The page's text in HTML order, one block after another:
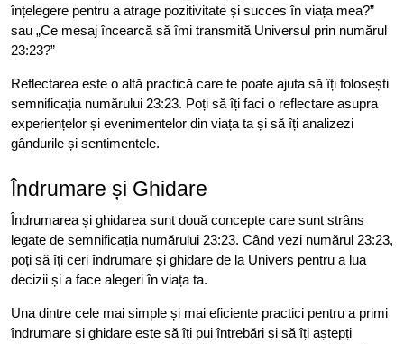
înțelegere pentru a atrage pozitivitate și succes în viața mea?”
sau „Ce mesaj încearcă să îmi transmită Universul prin numărul
23:23?”
Reflectarea este o altă practică care te poate ajuta să îți folosești
semnificația numărului 23:23. Poți să îți faci o reflectare asupra
experiențelor și evenimentelor din viața ta și să îți analizezi
gândurile și sentimentele.
Îndrumare și Ghidare
Îndrumarea și ghidarea sunt două concepte care sunt strâns
legate de semnificația numărului 23:23. Când vezi numărul 23:23,
poți să îți ceri îndrumare și ghidare de la Univers pentru a lua
decizii și a face alegeri în viața ta.
Una dintre cele mai simple și mai eficiente practici pentru a primi
îndrumare și ghidare este să îți pui întrebări și să îți aștepți